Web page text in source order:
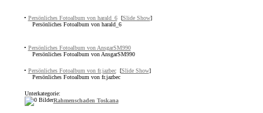
• Persönliches Fotoalbum von harald_6 [Slide Show]
Persönliches Fotoalbum von harald_6
• Persönliches Fotoalbum von AnsgarSM990
Persönliches Fotoalbum von AnsgarSM990
• Persönliches Fotoalbum von fr.jazbec [Slide Show]
Persönliches Fotoalbum von fr.jazbec
Unterkategorie:
Rahmenschaden Toskana